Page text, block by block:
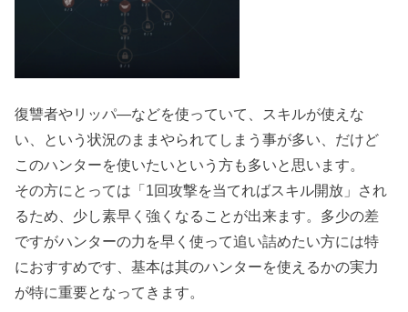
復讐者やリッパ―などを使っていて、スキルが使えな
い、という状況のままやられてしまう事が多い、だけど
このハンターを使いたいという方も多いと思います。
その方にとっては「1回攻撃を当てればスキル開放」され
るため、少し素早く強くなることが出来ます。多少の差
ですがハンターの力を早く使って追い詰めたい方には特
におすすめです、基本は其のハンターを使えるかの実力
が特に重要となってきます。